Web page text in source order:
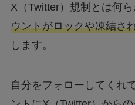
X（Twitter）規制とは何ら
ウントがロックや凍結さ
します。
自分をフォローしてくれ